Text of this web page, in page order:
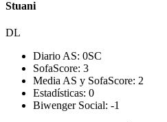
Stuani
DL
Diario AS: 0SC
SofaScore: 3
Media AS y SofaScore: 2
Estadísticas: 0
Biwenger Social: -1